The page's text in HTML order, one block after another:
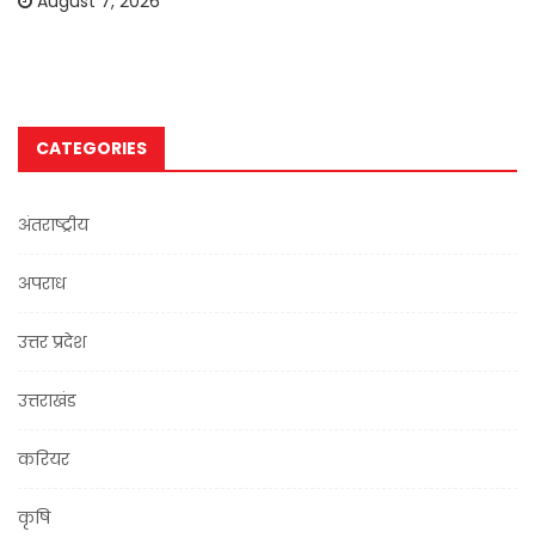
CATEGORIES
अंतराष्ट्रीय
अपराध
उत्तर प्रदेश
उत्तराखंड
करियर
कृषि